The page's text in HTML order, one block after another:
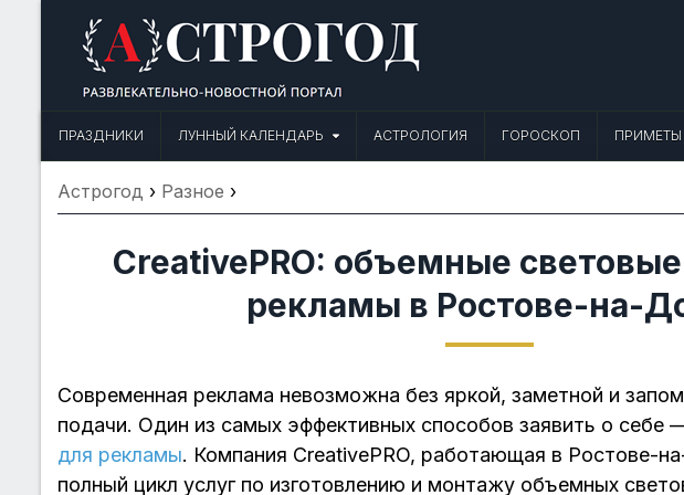
Астрогод: Праздники сегодня, Лунный
ПРАЗДНИКИ
ЛУННЫЙ КАЛЕНДАРЬ АСТРОЛОГИЯ ГОРОСКОП ПРИМЕТЫ
Астрогод › Разное ›
CreativePRO: объемные
рекламы в Ростове-на-
Современная реклама невозможна без яркой, заметной и
подачи. Один из самых эффективных способов заявить о себе
для рекламы. Компания CreativePRO, работающая в Ростове-
полный цикл услуг по изготовлению и монтажу объемных